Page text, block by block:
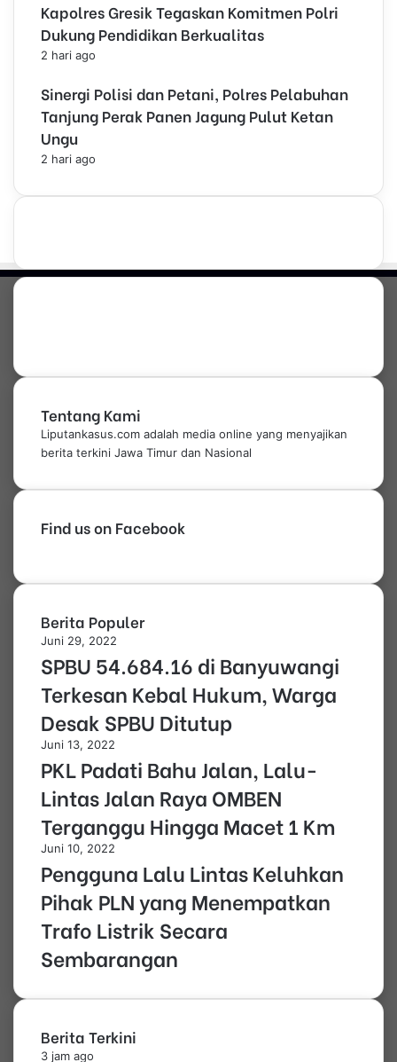
g
S
e
e
u
d
i
u
a
Kapolres Gresik Tegaskan Komitmen Polri
Dukung Pendidikan Berkualitas
2 hari ago
Sinergi Polisi dan Petani, Polres Pelabuhan
Tanjung Perak Panen Jagung Pulut Ketan
Ungu
2 hari ago
Tentang Kami
Liputankasus.com adalah media online yang menyajikan
berita terkini Jawa Timur dan Nasional
Find us on Facebook
Berita Populer
Juni 29, 2022
SPBU 54.684.16 di Banyuwangi
Terkesan Kebal Hukum, Warga
Desak SPBU Ditutup
Juni 13, 2022
PKL Padati Bahu Jalan, Lalu-
Lintas Jalan Raya OMBEN
Terganggu Hingga Macet 1 Km
Juni 10, 2022
Pengguna Lalu Lintas Keluhkan
Pihak PLN yang Menempatkan
Trafo Listrik Secara
Sembarangan
Berita Terkini
3 jam ago